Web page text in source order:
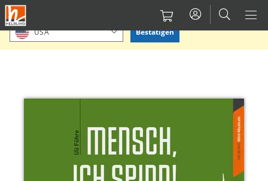
Direkt
zum
Inhalt
Bitte Standort bestätigen oder einen anderen auswählen.
USA Bestätigen